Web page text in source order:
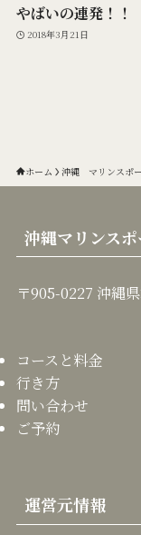
やばいの連発！！
2018年3月21日
ホーム 沖縄 マリンスポ
沖縄マリンス
〒905-0227 沖縄
コースと料金
行き方
問い合わせ
ご予約
運営元情報